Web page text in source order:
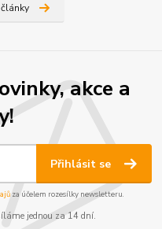
akce a
Přihlásit se
za účelem rozesílky newsletteru.
jednou za 14 dní.